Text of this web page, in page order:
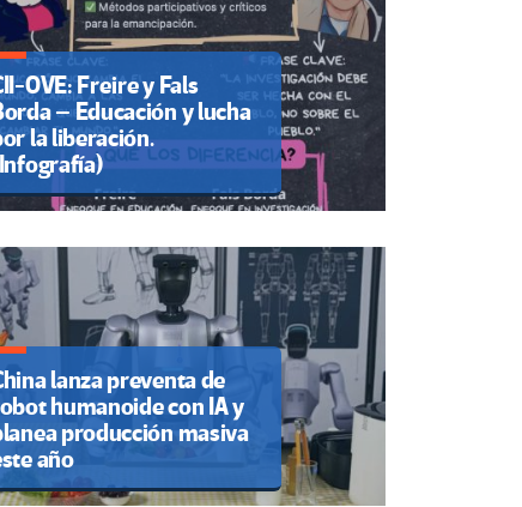
OVE: Freire y Fals
– Educación y lucha
la liberación.
lanza preventa de
humanoide con IA y
producción masiva
año